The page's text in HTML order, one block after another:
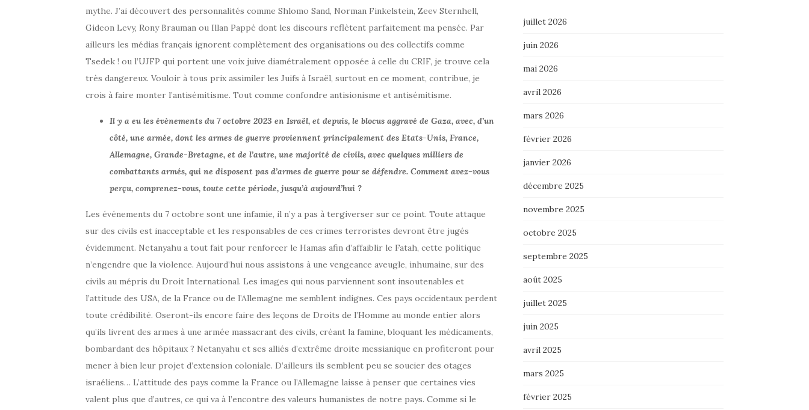
mythe. J’ai découvert des personnalités comme Shlomo Sand, Norman Finkelstein, Zeev Sternhell,
Gideon Levy, Rony Brauman ou Illan Pappé dont les discours reflètent parfaitement ma pensée. Par
ailleurs les médias français ignorent complètement des organisations ou des collectifs comme
Tsedek ! ou l’UJFP qui portent une voix juive diamétralement opposée à celle du CRIF, je trouve cela
très dangereux. Vouloir à tous prix assimiler les Juifs à Israël, surtout en ce moment, contribue, je
crois à faire monter l’antisémitisme. Tout comme confondre antisionisme et antisémitisme.
Il y a eu les évènements du 7 octobre 2023 en Israël, et depuis, le blocus aggravé de Gaza, avec, d’un
côté, une armée, dont les armes de guerre proviennent principalement des Etats-Unis, France,
Allemagne, Grande-Bretagne, et de l’autre, une majorité de civils, avec quelques milliers de
combattants armés, qui ne disposent pas d’armes de guerre pour se défendre. Comment avez-vous
perçu, comprenez-vous, toute cette période, jusqu’à aujourd’hui ?
Les événements du 7 octobre sont une infamie, il n’y a pas à tergiverser sur ce point. Toute attaque
sur des civils est inacceptable et les responsables de ces crimes terroristes devront être jugés
évidemment. Netanyahu a tout fait pour renforcer le Hamas afin d’affaiblir le Fatah, cette politique
n’engendre que la violence. Aujourd’hui nous assistons à une vengeance aveugle, inhumaine, sur des
civils au mépris du Droit International. Les images qui nous parviennent sont insoutenables et
l’attitude des USA, de la France ou de l’Allemagne me semblent indignes. Ces pays occidentaux perdent
toute crédibilité. Oseront-ils encore faire des leçons de Droits de l’Homme au monde entier alors
qu’ils livrent des armes à une armée massacrant des civils, créant la famine, bloquant les médicaments,
bombardant des hôpitaux ? Netanyahu et ses alliés d’extrême droite messianique en profiteront pour
mener à bien leur projet d’extension coloniale. D’ailleurs ils semblent peu se soucier des otages
israéliens… L’attitude des pays comme la France ou l’Allemagne laisse à penser que certaines vies
valent plus que d’autres, ce qui va à l’encontre des valeurs humanistes de notre pays. Comme si le
juillet 2026
juin 2026
mai 2026
avril 2026
mars 2026
février 2026
janvier 2026
décembre 2025
novembre 2025
octobre 2025
septembre 2025
août 2025
juillet 2025
juin 2025
avril 2025
mars 2025
février 2025